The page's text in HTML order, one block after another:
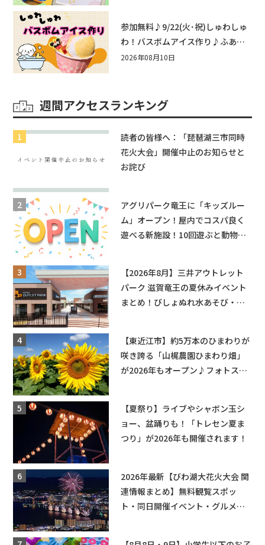
参加無料♪9/22(火･祝)しゅわしゅ
わ！バスボムアイス作り♪ふあふ
あ遊具もあるよ！in近江八幡
2026年08月10日
週間アクセスランキング
読者の皆様へ：「琵琶湖三市同時
花火大会」開催中止のお知らせと
お詫び
アグリパーク竜王に「キッズルー
ム」オープン！屋内でコスパ良く
遊べる新施設！10回遊ぶと動物触
【2026年8月】三井アウトレット
パーク 滋賀竜王の夏休みイベント
まとめ！びしょぬれ水あそび・激
【東近江市】約5万本のひまわりが
咲き誇る「山梶農園ひまわり畑」
が2026年もオープン♪フォトスポ
【夏祭り】ライブやシャボン玉シ
ョー、盆踊りも！「トレセン夏ま
つり」が2026年も開催されます！
2026年最新【びわ湖大花火大会 関
連情報まとめ】無料観覧スポッ
ト・同日開催イベント・グルメマ